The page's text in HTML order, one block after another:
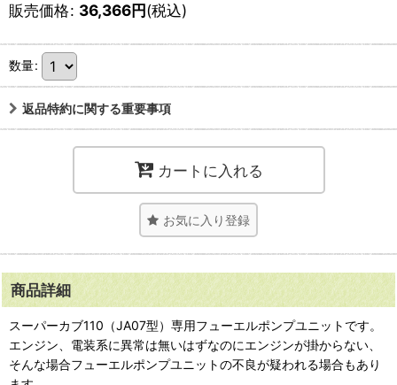
販売価格: 36,366円(税込)
数量:
返品特約に関する重要事項
カートに入れる
お気に入り登録
商品詳細
スーパーカブ110（JA07型）専用フューエルポンプユニットです。
エンジン、電装系に異常は無いはずなのにエンジンが掛からない、
そんな場合フューエルポンプユニットの不良が疑われる場合もあり